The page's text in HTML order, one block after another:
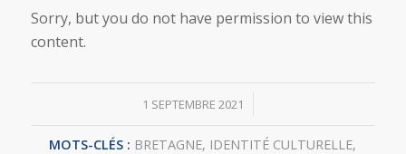
Sorry, but you do not have permission to view this
content.
1 SEPTEMBRE 2021
/
MOTS-CLÉS : BRETAGNE, IDENTITÉ CULTURELLE,